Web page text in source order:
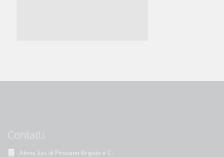
Contatti
Akros Sas di Pirovano Brigida e C.